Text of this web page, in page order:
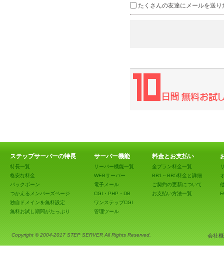
たくさんの友達にメールを送り
ステップサーバーの特長
特長一覧
格安な料金
バックボーン
つかえるメンバーズページ
独自ドメインを無料設定
無料お試し期間がたっぷり
サーバー機能
サーバー機能一覧
WEBサーバー
電子メール
CGI・PHP・DB
ワンステップCGI
管理ツール
料金とお支払い
全プラン料金一覧
BB1～BB5料金と詳細
ご契約の更新について
お支払い方法一覧
Copyright © 2004-2017 STEP SERVER All Rights Reserved. 会社